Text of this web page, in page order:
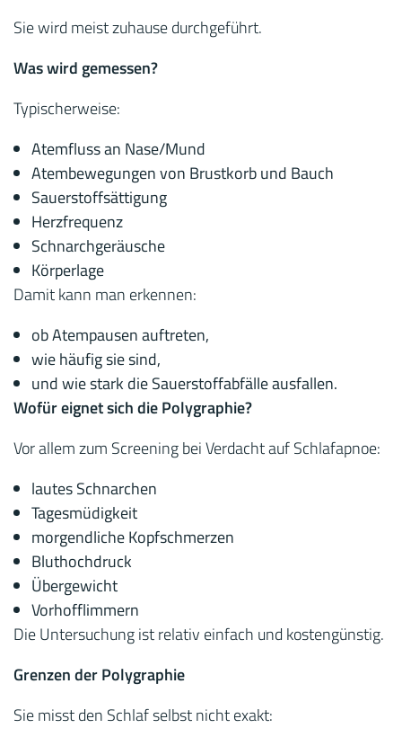
Sie wird meist zuhause durchgeführt.
Was wird gemessen?
Typischerweise:
Atemfluss an Nase/Mund
Atembewegungen von Brustkorb und Bauch
Sauerstoffsättigung
Herzfrequenz
Schnarchgeräusche
Körperlage
Damit kann man erkennen:
ob Atempausen auftreten,
wie häufig sie sind,
und wie stark die Sauerstoffabfälle ausfallen.
Wofür eignet sich die Polygraphie?
Vor allem zum Screening bei Verdacht auf Schlafapnoe:
lautes Schnarchen
Tagesmüdigkeit
morgendliche Kopfschmerzen
Bluthochdruck
Übergewicht
Vorhofflimmern
Die Untersuchung ist relativ einfach und kostengünstig.
Grenzen der Polygraphie
Sie misst den Schlaf selbst nicht exakt: